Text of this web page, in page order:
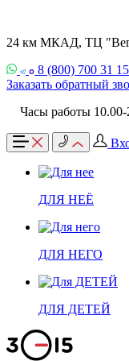
24 км МКАД, ТЦ
8 (800) 700 31 15
Заказать обратный
Часы работы 10.00-
ДЛЯ НЕЁ
ДЛЯ НЕГО
ДЛЯ ДЕТЕЙ